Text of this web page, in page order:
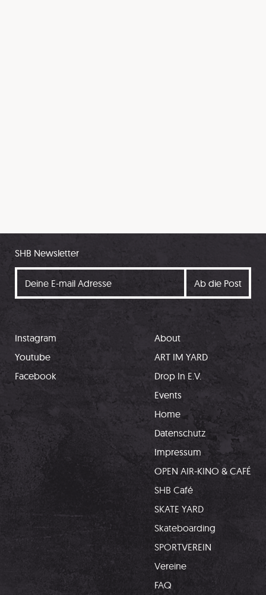
SHB Newsletter
Instagram
Youtube
Facebook
About
ART IM YARD
Drop In E.V.
Events
Home
Datenschutz
Impressum
OPEN AIR-KINO & CAFÉ
SHB Café
SKATE YARD
Skateboarding
SPORTVEREIN
Vereine
FAQ